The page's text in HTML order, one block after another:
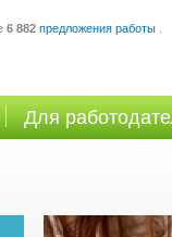
6 882 предложения работы
Для